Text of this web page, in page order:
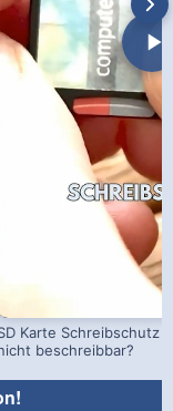
Karte Schreibschutz
beschreibbar?